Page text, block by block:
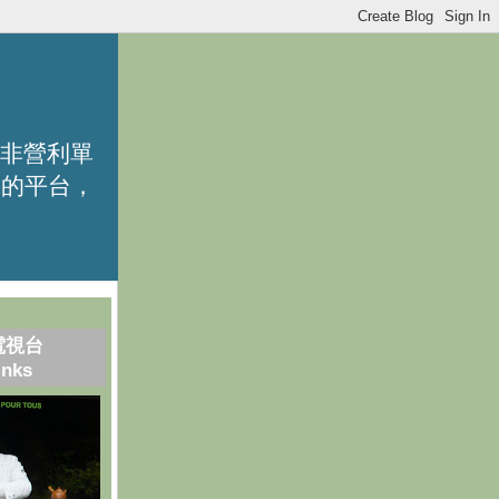
營利單
平台，
視台